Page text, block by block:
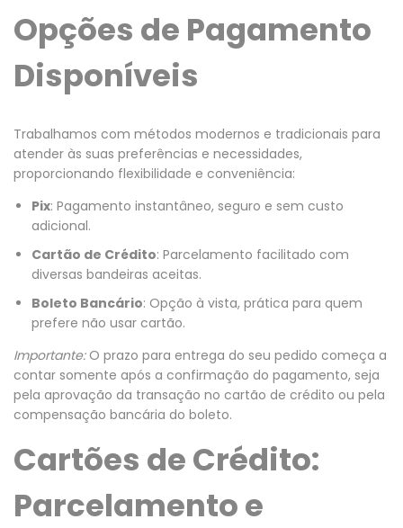
Opções de Pagamento
Disponíveis
Trabalhamos com métodos modernos e tradicionais para
atender às suas preferências e necessidades,
proporcionando flexibilidade e conveniência:
Pix: Pagamento instantâneo, seguro e sem custo
adicional.
Cartão de Crédito: Parcelamento facilitado com
diversas bandeiras aceitas.
Boleto Bancário: Opção à vista, prática para quem
prefere não usar cartão.
Importante:O prazo para entrega do seu pedido começa a
contar somente após a confirmação do pagamento, seja
pela aprovação da transação no cartão de crédito ou pela
compensação bancária do boleto.
Cartões de Crédito:
Parcelamento e